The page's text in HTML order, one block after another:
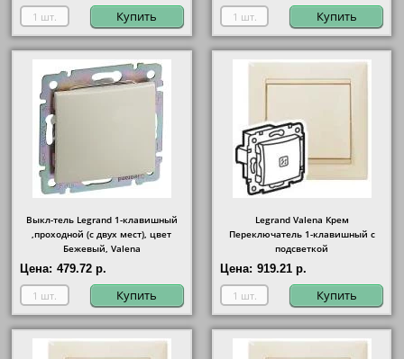
Купить Купить
Выкл-тель Legrand 1-клавишный
,проходной (с двух мест), цвет
Бежевый, Valena
Цена: 479.72 р.
Купить
Legrand Valena Крем
Переключатель 1-клавишный с
подсветкой
Цена: 919.21 р.
Купить